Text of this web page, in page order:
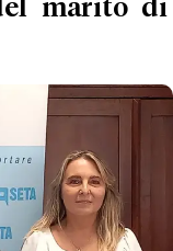
marito di